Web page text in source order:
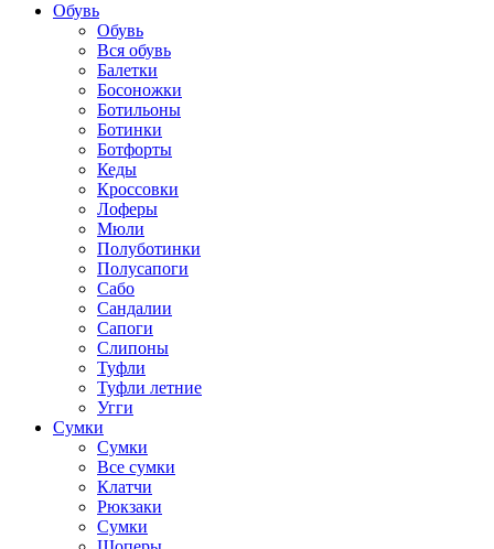
Обувь
Обувь
Вся обувь
Балетки
Босоножки
Ботильоны
Ботинки
Ботфорты
Кеды
Кроссовки
Лоферы
Мюли
Полуботинки
Полусапоги
Сабо
Сандалии
Сапоги
Слипоны
Туфли
Туфли летние
Угги
Сумки
Сумки
Все сумки
Клатчи
Рюкзаки
Сумки